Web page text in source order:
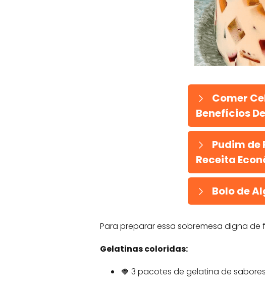
Comer
Benefícios
Pudim de
Receita
Bolo de
Para preparar essa sobremesa digna de
Gelatinas coloridas:
🍓 3 pacotes de gelatina de